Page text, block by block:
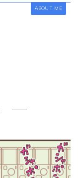
ABOUT ME